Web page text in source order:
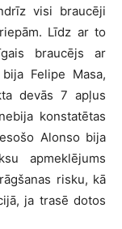
visi braucēji
Līdz ar to
braucējs ar
Felipe Masa,
devās 7 apļus
konstatētas
Alonso bija
apmeklējums
risku, kā
ja trasē dotos